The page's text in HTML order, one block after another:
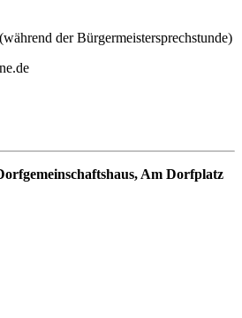
(während der Bürgermeistersprechstunde)
Am Dorfplatz